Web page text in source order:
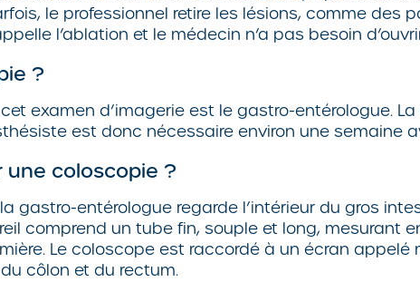
le professionnel retire les lésions, comme
l’ablation et le médecin n’a pas besoin
?
examen d’imagerie est le gastro-entérologue.
est donc nécessaire environ une semaine
une coloscopie ?
gastro-entérologue regarde l’intérieur du gros
comprend un tube fin, souple et long, mesurant
Le coloscope est raccordé à un écran
côlon et du rectum.